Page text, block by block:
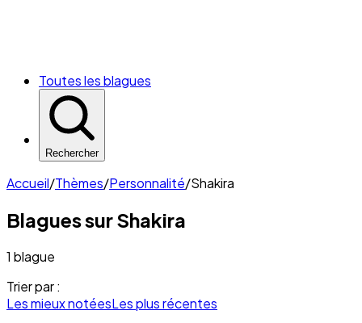
Toutes les blagues
Rechercher
Accueil/Thèmes/Personnalité/Shakira
Blagues surShakira
1 blague
Trier par :
Les mieux notéesLes plus récentes